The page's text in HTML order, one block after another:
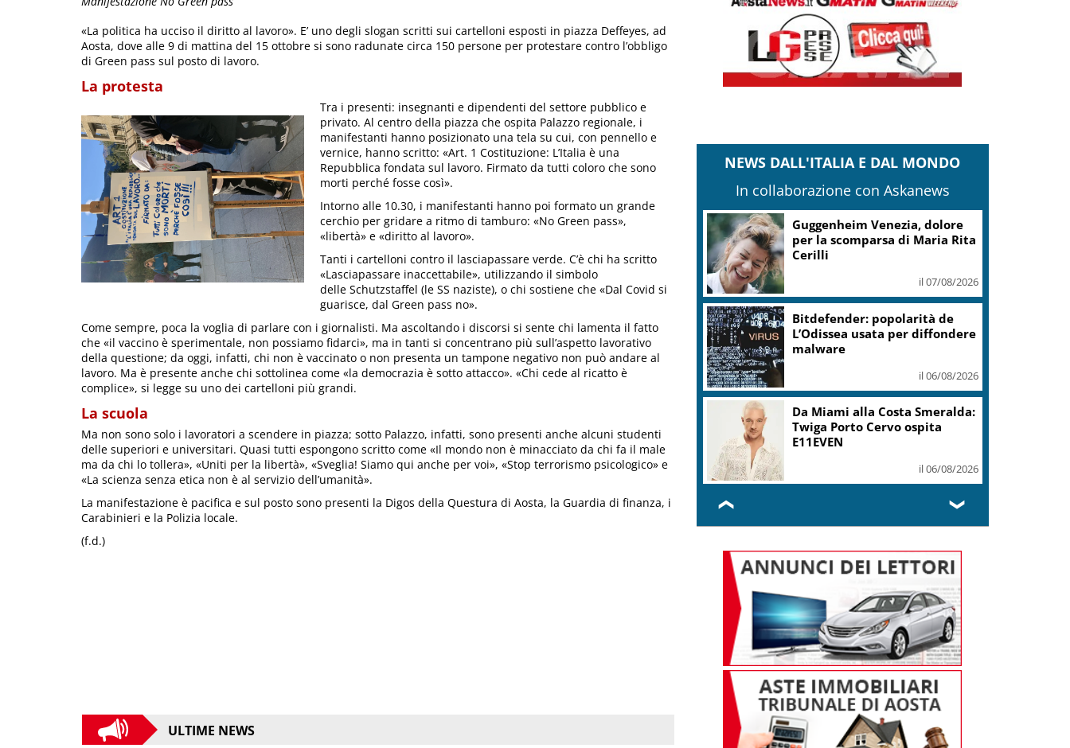
«La politica ha ucciso il diritto al lavoro». E’ uno degli slogan scritti sui cartelloni esposti in piazza Deffeyes, ad
Aosta, dove alle 9 di mattina del 15 ottobre si sono radunate circa 150 persone per protestare contro l’obbligo
di Green pass sul posto di lavoro.
La protesta
Tra i presenti: insegnanti e dipendenti del settore pubblico e
privato. Al centro della piazza che ospita Palazzo regionale, i
manifestanti hanno posizionato una tela su cui, con pennello e
vernice, hanno scritto: «Art. 1 Costituzione: L’Italia è una
Repubblica fondata sul lavoro. Firmato da tutti coloro che sono
morti perché fosse così».
Intorno alle 10.30, i manifestanti hanno poi formato un grande
cerchio per gridare a ritmo di tamburo: «No Green pass»,
«libertà» e «diritto al lavoro».
Tanti i cartelloni contro il lasciapassare verde. C’è chi ha scritto
«Lasciapassare inaccettabile», utilizzando il simbolo
delle Schutzstaffel (le SS naziste), o chi sostiene che «Dal Covid si
guarisce, dal Green pass no».
Come sempre, poca la voglia di parlare con i giornalisti. Ma ascoltando i discorsi si sente chi lamenta il fatto
che «il vaccino è sperimentale, non possiamo fidarci», ma in tanti si concentrano più sull’aspetto lavorativo
della questione; da oggi, infatti, chi non è vaccinato o non presenta un tampone negativo non può andare al
lavoro. Ma è presente anche chi sottolinea come «la democrazia è sotto attacco». «Chi cede al ricatto è
complice», si legge su uno dei cartelloni più grandi.
La scuola
Ma non sono solo i lavoratori a scendere in piazza; sotto Palazzo, infatti, sono presenti anche alcuni studenti
delle superiori e universitari. Quasi tutti espongono scritto come «Il mondo non è minacciato da chi fa il male
ma da chi lo tollera», «Uniti per la libertà», «Sveglia! Siamo qui anche per voi», «Stop terrorismo psicologico» e
«La scienza senza etica non è al servizio dell’umanità».
La manifestazione è pacifica e sul posto sono presenti la Digos della Questura di Aosta, la Guardia di finanza, i
Carabinieri e la Polizia locale.
(f.d.)
ULTIME NEWS
NEWS DALL'ITALIA E DAL MONDO
In collaborazione con Askanews
Guggenheim Venezia, dolore
per la scomparsa di Maria Rita
Cerilli
il 07/08/2026
Bitdefender: popolarità de
L’Odissea usata per diffondere
malware
il 06/08/2026
Da Miami alla Costa Smeralda:
Twiga Porto Cervo ospita
E11EVEN
il 06/08/2026
❮ ❯